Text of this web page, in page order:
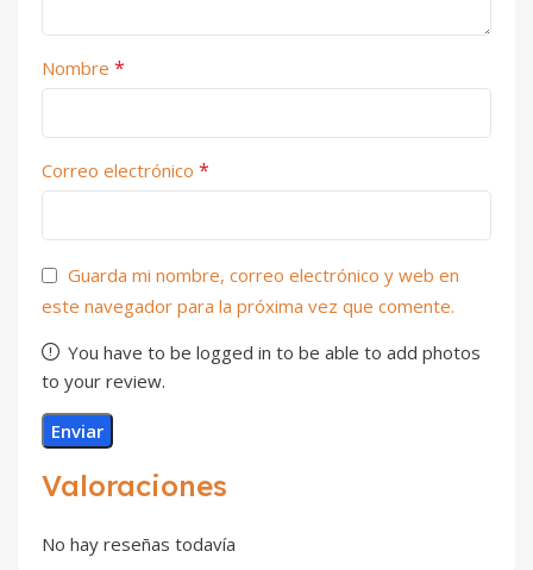
Valoraciones
No hay reseñas todavía
Nombre *
Correo electrónico *
Guarda mi nombre, correo electrónico y web en
este navegador para la próxima vez que comente.
You have to be logged in to be able to add photos
to your review.